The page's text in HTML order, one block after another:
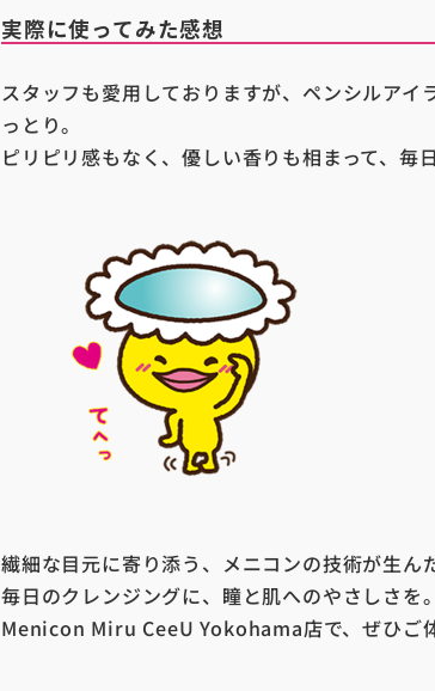
実際に使ってみた感想
スタッフも愛用しておりますが、ペンシルア
っとり。
ピリピリ感もなく、優しい香りも相まって、毎
繊細な目元に寄り添う、メニコンの技術が生ん
毎日のクレンジングに、瞳と肌へのやさしさを。
Menicon Miru CeeU Yokohama店で、ぜひご